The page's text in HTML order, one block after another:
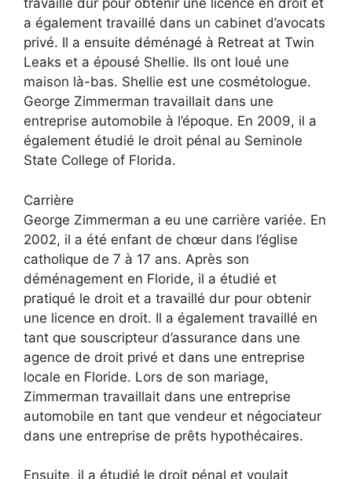
travaillé dur pour obtenir une licence en droit et
a également travaillé dans un cabinet d’avocats
privé. Il a ensuite déménagé à Retreat at Twin
Leaks et a épousé Shellie. Ils ont loué une
maison là-bas. Shellie est une cosmétologue.
George Zimmerman travaillait dans une
entreprise automobile à l’époque. En 2009, il a
également étudié le droit pénal au Seminole
State College of Florida.
Carrière
George Zimmerman a eu une carrière variée. En
2002, il a été enfant de chœur dans l’église
catholique de 7 à 17 ans. Après son
déménagement en Floride, il a étudié et
pratiqué le droit et a travaillé dur pour obtenir
une licence en droit. Il a également travaillé en
tant que souscripteur d’assurance dans une
agence de droit privé et dans une entreprise
locale en Floride. Lors de son mariage,
Zimmerman travaillait dans une entreprise
automobile en tant que vendeur et négociateur
dans une entreprise de prêts hypothécaires.
Ensuite, il a étudié le droit pénal et voulait